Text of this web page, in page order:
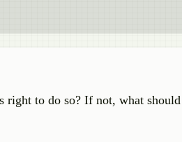
right to do so? If not, what should